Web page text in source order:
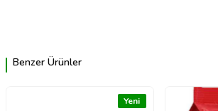
Benzer Ürünler
Yeni